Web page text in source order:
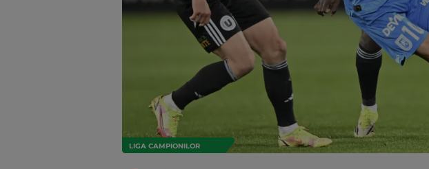
LIGA CAMPIONILOR